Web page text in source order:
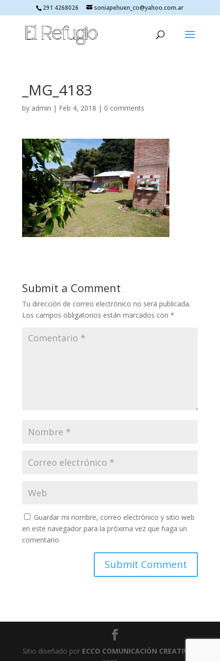
291 4268026 soniapehuen_co@yahoo.com.ar
_MG_4183
by admin | Feb 4, 2018 | 0 comments
Submit a Comment
Tu dirección de correo electrónico no será publicada.
Los campos obligatorios están marcados con *
Guardar mi nombre, correo electrónico y sitio web
en este navegador para la próxima vez que haga un
comentario.
Sitio diseñado por ECCO COMUNICACIÓN CREATIVA